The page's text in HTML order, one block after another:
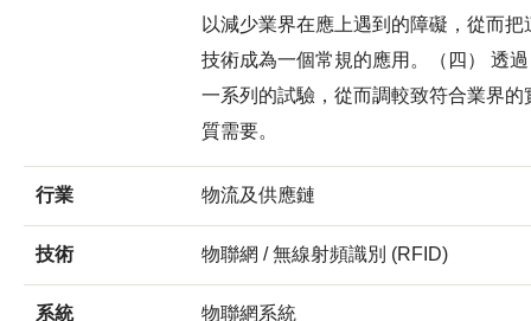
以減少業界在應上遇到的障礙，從而把
技術成為一個常規的應用。（四） 透過
一系列的試驗，從而調較致符合業界的
質需要。
行業 物流及供應鏈
技術 物聯網 / 無線射頻識別 (RFID)
系統 物聯網系統